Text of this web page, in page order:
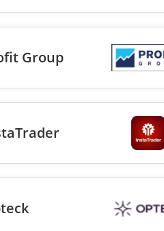
Group